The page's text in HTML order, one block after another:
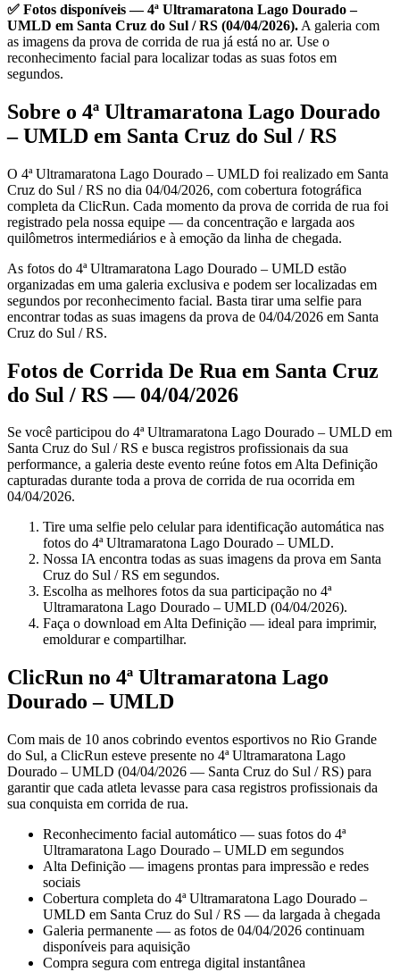
✅ Fotos disponíveis — 4ª Ultramaratona Lago Dourado –
UMLD em Santa Cruz do Sul / RS (04/04/2026). A galeria com
as imagens da prova de corrida de rua já está no ar. Use o
reconhecimento facial para localizar todas as suas fotos em
segundos.
Sobre o 4ª Ultramaratona Lago Dourado
– UMLD em Santa Cruz do Sul / RS
O 4ª Ultramaratona Lago Dourado – UMLD foi realizado em Santa
Cruz do Sul / RS no dia 04/04/2026, com cobertura fotográfica
completa da ClicRun. Cada momento da prova de corrida de rua foi
registrado pela nossa equipe — da concentração e largada aos
quilômetros intermediários e à emoção da linha de chegada.
As fotos do 4ª Ultramaratona Lago Dourado – UMLD estão
organizadas em uma galeria exclusiva e podem ser localizadas em
segundos por reconhecimento facial. Basta tirar uma selfie para
encontrar todas as suas imagens da prova de 04/04/2026 em Santa
Cruz do Sul / RS.
Fotos de Corrida De Rua em Santa Cruz
do Sul / RS — 04/04/2026
Se você participou do 4ª Ultramaratona Lago Dourado – UMLD em
Santa Cruz do Sul / RS e busca registros profissionais da sua
performance, a galeria deste evento reúne fotos em Alta Definição
capturadas durante toda a prova de corrida de rua ocorrida em
04/04/2026.
Tire uma selfie pelo celular para identificação automática nas
fotos do 4ª Ultramaratona Lago Dourado – UMLD.
Nossa IA encontra todas as suas imagens da prova em Santa
Cruz do Sul / RS em segundos.
Escolha as melhores fotos da sua participação no 4ª
Ultramaratona Lago Dourado – UMLD (04/04/2026).
Faça o download em Alta Definição — ideal para imprimir,
emoldurar e compartilhar.
ClicRun no 4ª Ultramaratona Lago
Dourado – UMLD
Com mais de 10 anos cobrindo eventos esportivos no Rio Grande
do Sul, a ClicRun esteve presente no 4ª Ultramaratona Lago
Dourado – UMLD (04/04/2026 — Santa Cruz do Sul / RS) para
garantir que cada atleta levasse para casa registros profissionais da
sua conquista em corrida de rua.
Reconhecimento facial automático — suas fotos do 4ª
Ultramaratona Lago Dourado – UMLD em segundos
Alta Definição — imagens prontas para impressão e redes
sociais
Cobertura completa do 4ª Ultramaratona Lago Dourado –
UMLD em Santa Cruz do Sul / RS — da largada à chegada
Galeria permanente — as fotos de 04/04/2026 continuam
disponíveis para aquisição
Compra segura com entrega digital instantânea